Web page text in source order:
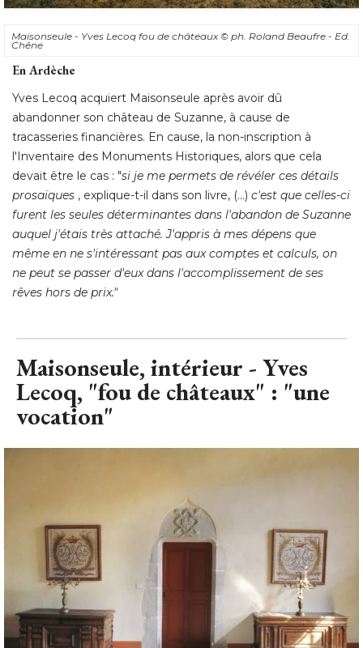
abandonner son château de Suzanne, à cause de
l'Inventaire des Monuments Historiques, alors que cela
devait être le cas : "si je me permets de révéler ces détails
prosaïques, explique-t-il dans son livre, (...) c'est que celles-ci
furent les seules déterminantes dans l'abandon de Suzanne
auquel j'étais très attaché. J'appris à mes dépens que
même en ne s'intéressant pas aux comptes et calculs, on
ne peut se passer d'eux dans l'accomplissement de ses
rêves hors de prix."
Maisonseule, intérieur - Yves
vocation"
Maisonseule, intérieur - Yves Lecoq fou de châteaux© Yves Lecoq,
Fou de châteaux - ph. Roland Beaufre - Ed. Chêne